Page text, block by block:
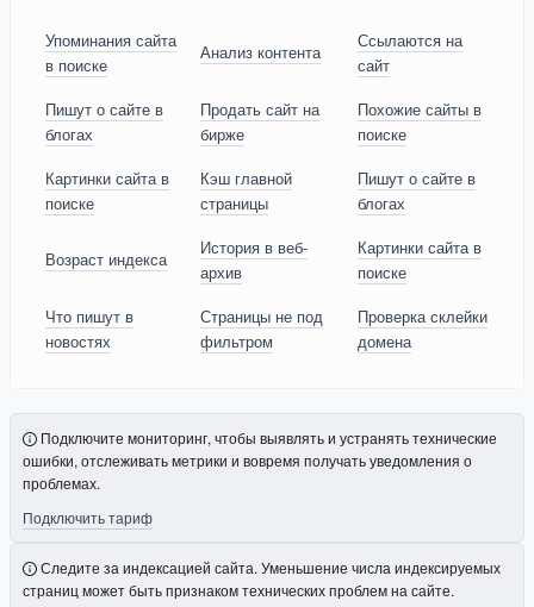
Упоминания сайта
в поиске
Анализ контента
Ссылаются на
сайт
Пишут о сайте в
блогах
Продать сайт на
бирже
Похожие сайты в
поиске
Картинки сайта в
поиске
Кэш главной
страницы
Пишут о сайте в
блогах
Возраст индекса
История в веб-
архив
Картинки сайта в
поиске
Что пишут в
новостях
Страницы не под
фильтром
Проверка склейки
домена
Подключите мониторинг, чтобы выявлять и устранять технические
ошибки, отслеживать метрики и вовремя получать уведомления о
проблемах.
Подключить тариф
Следите за индексацией сайта. Уменьшение числа индексируемых
страниц может быть признаком технических проблем на сайте.